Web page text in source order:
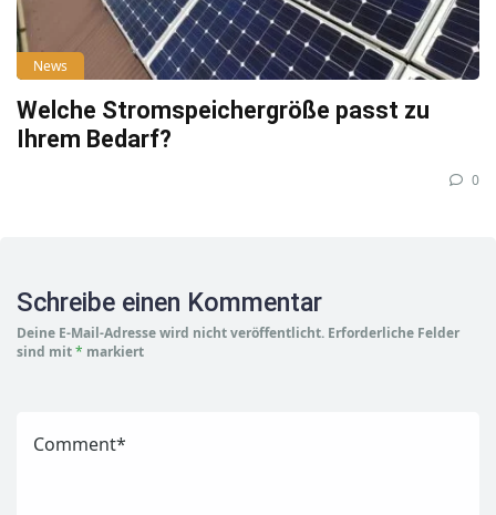
News
Welche Stromspeichergröße passt zu
Ihrem Bedarf?
0
Schreibe einen Kommentar
Deine E-Mail-Adresse wird nicht veröffentlicht. Erforderliche Felder
sind mit* markiert